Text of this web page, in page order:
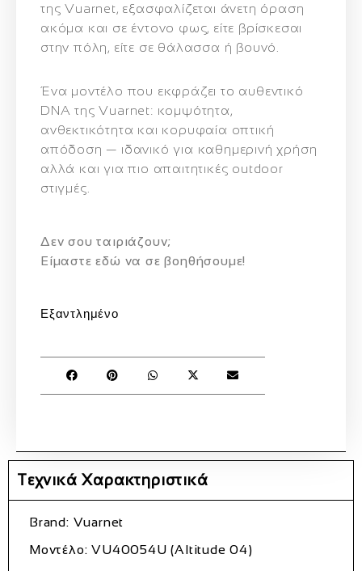
της Vuarnet, εξασφαλίζεται άνετη όραση
ακόμα και σε έντονο φως, είτε βρίσκεσαι
στην πόλη, είτε σε θάλασσα ή βουνό.
Ένα μοντέλο που εκφράζει το αυθεντικό
DNA της Vuarnet: κομψότητα,
ανθεκτικότητα και κορυφαία οπτική
απόδοση — ιδανικό για καθημερινή χρήση
αλλά και για πιο απαιτητικές outdoor
στιγμές.
Δεν σου ταιριάζουν;
Eίμαστε εδώ να σε βοηθήσουμε!
Εξαντλημένο
Τεχνικά Χαρακτηριστικά
Brand: Vuarnet
Μοντέλο: VU40054U (Altitude 04)